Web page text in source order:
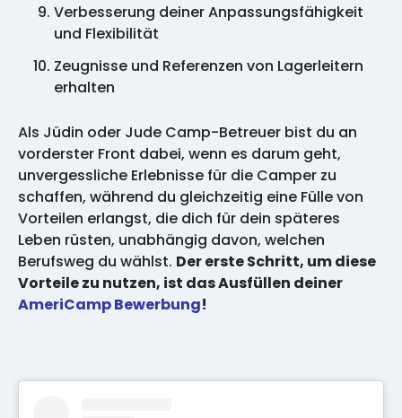
Verbesserung deiner Anpassungsfähigkeit
und Flexibilität
Zeugnisse und Referenzen von Lagerleitern
erhalten
Als Jüdin oder Jude Camp-Betreuer bist du an
vorderster Front dabei, wenn es darum geht,
unvergessliche Erlebnisse für die Camper zu
schaffen, während du gleichzeitig eine Fülle von
Vorteilen erlangst, die dich für dein späteres
Leben rüsten, unabhängig davon, welchen
Berufsweg du wählst. Der erste Schritt, um diese
Vorteile zu nutzen, ist das Ausfüllen deiner
AmeriCamp Bewerbung!